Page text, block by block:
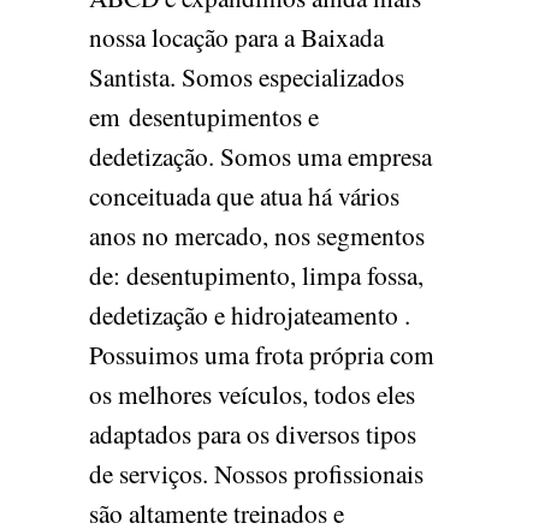
nossa locação para a Baixada
Santista. Somos especializados
em desentupimentos e
dedetização. Somos uma empresa
conceituada que atua há vários
anos no mercado, nos segmentos
de: desentupimento, limpa fossa,
dedetização e hidrojateamento .
Possuimos uma frota própria com
os melhores veículos, todos eles
adaptados para os diversos tipos
de serviços. Nossos profissionais
são altamente treinados e